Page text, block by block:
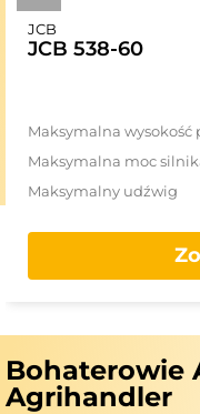
Bohaterowie
Agrihandler
JCB
JCB 538-60
Maksymalna wysokość
Maksymalna moc
Maksymalny udźwig